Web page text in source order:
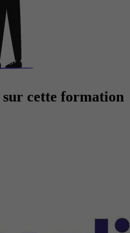
sur cette formation